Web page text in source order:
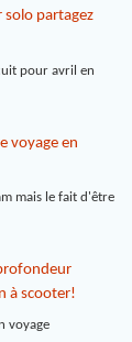
solo partagez
pour avril en
voyage en
mais le fait d'être
à scooter!
voyage